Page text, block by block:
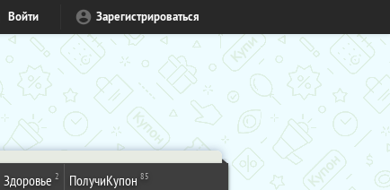
Войти Зарегистрироваться
Здоровье 2 ПолучиКупон 85